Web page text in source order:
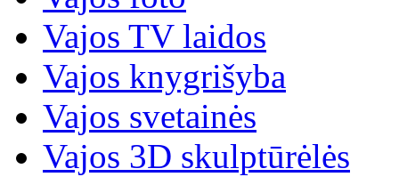
Vajos TV laidos
Vajos knygrišyba
Vajos svetainės
Vajos 3D skulptūrėlės